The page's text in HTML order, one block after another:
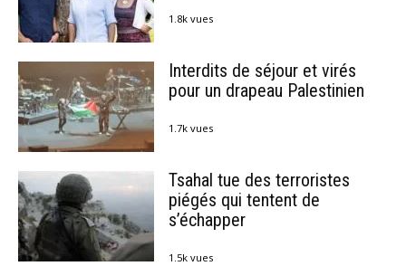
1.8k vues
Interdits de séjour et virés
pour un drapeau Palestinien
1.7k vues
Tsahal tue des terroristes
piégés qui tentent de
s’échapper
1.5k vues